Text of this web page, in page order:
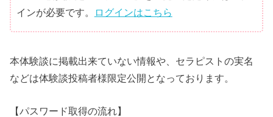
インが必要です。
ログインはこちら
本体験談に掲載出来ていない情報や、セラピストの実名
などは体験談投稿者様限定公開となっております。
【パスワード取得の流れ】